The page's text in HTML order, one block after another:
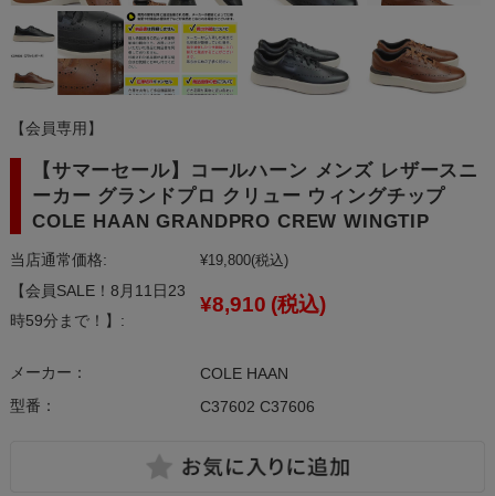
【会員専用】
【サマーセール】コールハーン メンズ レザースニ
ーカー グランドプロ クリュー ウィングチップ
COLE HAAN GRANDPRO CREW WINGTIP
当店通常価格: ¥19,800(税込)
【会員SALE！8月11日23
時59分まで！】:
¥8,910 (税込)
メーカー：
COLE HAAN
型番：
C37602 C37606